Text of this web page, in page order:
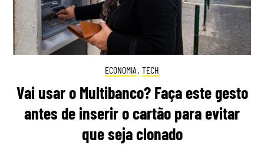
ECONOMIA , TECH
Vai usar o Multibanco? Faça este gesto
antes de inserir o cartão para evitar
que seja clonado